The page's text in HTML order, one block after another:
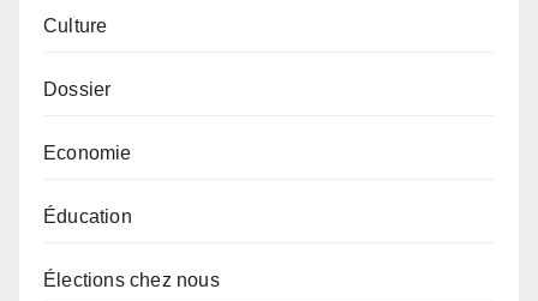
Culture
Dossier
Economie
Éducation
Élections chez nous